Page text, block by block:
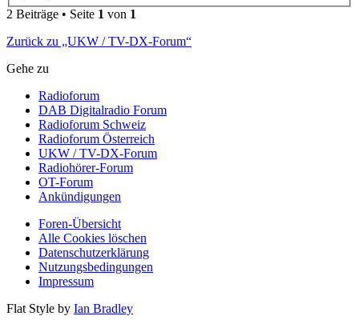
2 Beiträge • Seite 1 von 1
Zurück zu „UKW / TV-DX-Forum“
Gehe zu
Radioforum
DAB Digitalradio Forum
Radioforum Schweiz
Radioforum Österreich
UKW / TV-DX-Forum
Radiohörer-Forum
OT-Forum
Ankündigungen
Foren-Übersicht
Alle Cookies löschen
Datenschutzerklärung
Nutzungsbedingungen
Impressum
Flat Style by Ian Bradley